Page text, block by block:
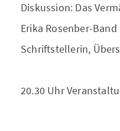
Diskussion: Das
Erika Rosenber-Band
Schriftstellerin,
20.30 Uhr